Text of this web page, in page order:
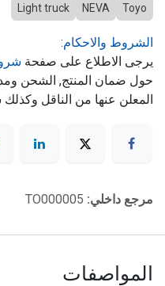
Toyo
NEVA
Light truck
الشروط والاحكام:
يرجى الاطلاع على صفحة
حول ضمان المنتج, الشحن
المعلن عنها من الناقل
مرجع داخلي: TO000005
المواصفات